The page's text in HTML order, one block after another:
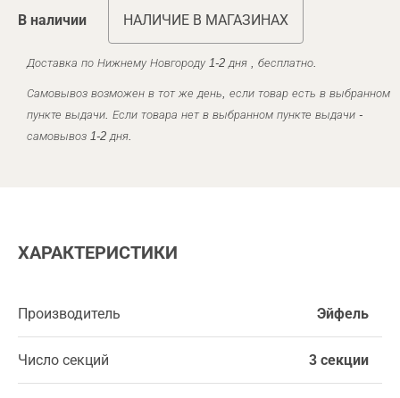
В наличии НАЛИЧИЕ В МАГАЗИНАХ
Доставка по Нижнему Новгороду 1-2 дня , бесплатно.
Самовывоз возможен в тот же день, если товар есть в выбранном
пункте выдачи. Если товара нет в выбранном пункте выдачи -
самовывоз 1-2 дня.
ХАРАКТЕРИСТИКИ
Производитель Эйфель
Число секций 3 секции